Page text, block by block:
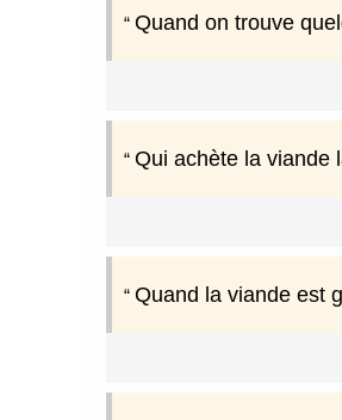
Quand on trouve
Qui achète la viande
Quand la viande est